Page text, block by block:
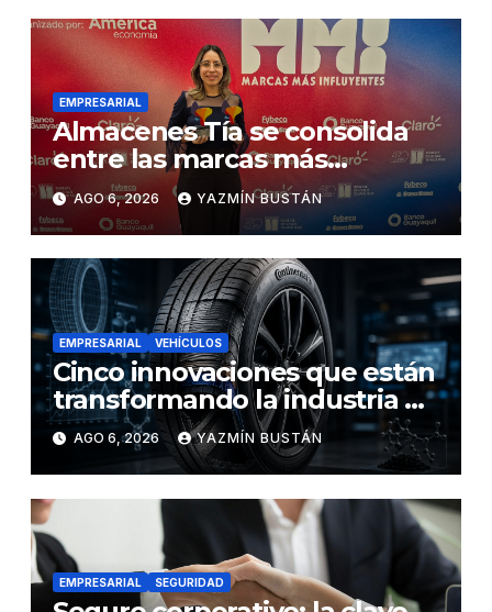
EMPRESARIAL
Almacenes Tía se consolida
entre las marcas más
influyentes del Ecuador
AGO 6, 2026 YAZMÍN BUSTÁN
EMPRESARIAL VEHÍCULOS
Cinco innovaciones que están
transformando la industria de
los neumáticos y redefinen el
futuro de la movilidad
AGO 6, 2026 YAZMÍN BUSTÁN
EMPRESARIAL SEGURIDAD